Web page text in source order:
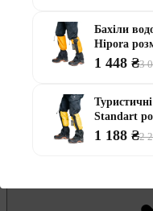
Альтанки
Бахіли
Hipora
1 448 ₴3
Standart
1 188 ₴2